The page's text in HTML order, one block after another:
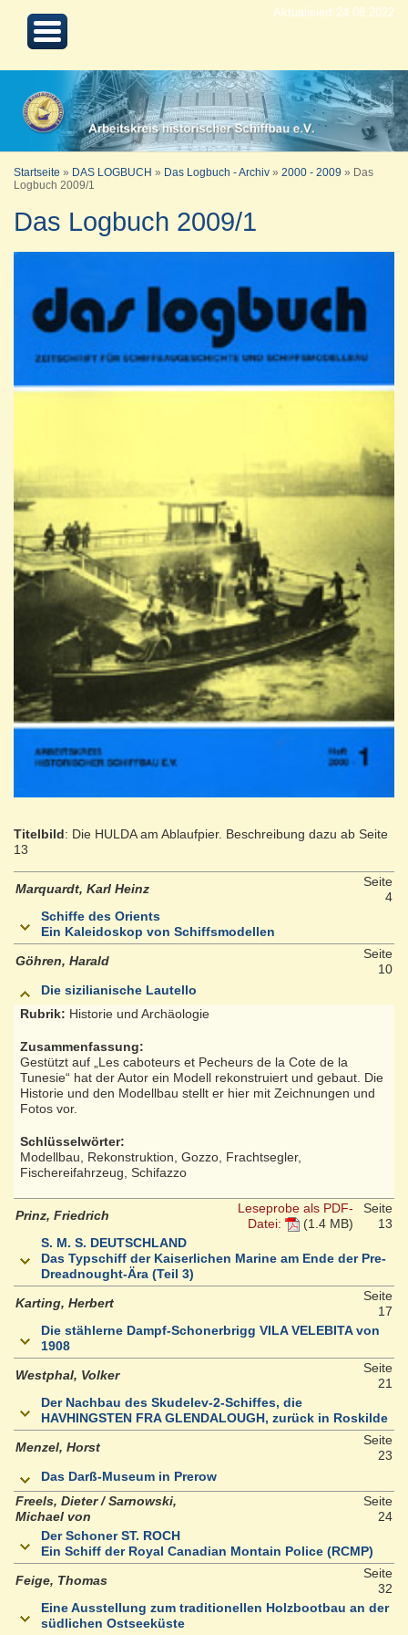
Aktualisiert 24.08.2022
Startseite » DAS LOGBUCH » Das Logbuch - Archiv » 2000 - 2009 »
Das
Logbuch 2009/1
Das Logbuch 2009/1
Titelbild: Die HULDA am Ablaufpier. Beschreibung dazu ab Seite
13
Marquardt, Karl Heinz
Seite
4
Schiffe des Orients
Ein Kaleidoskop von Schiffsmodellen
Göhren, Harald
Seite
10
Die sizilianische Lautello
Rubrik: Historie und Archäologie
Zusammenfassung:
Gestützt auf „Les caboteurs et Pecheurs de la Cote de la
Tunesie“ hat der Autor ein Modell rekonstruiert und gebaut. Die
Historie und den Modellbau stellt er hier mit Zeichnungen und
Fotos vor.
Schlüsselwörter:
Modellbau, Rekonstruktion, Gozzo, Frachtsegler,
Fischereifahrzeug, Schifazzo
Prinz, Friedrich
Leseprobe als PDF-
Datei:
(1.4 MB)
Seite
13
S. M. S. DEUTSCHLAND
Das Typschiff der Kaiserlichen Marine am Ende der Pre-
Dreadnought-Ära (Teil 3)
Karting, Herbert
Seite
17
Die stählerne Dampf-Schonerbrigg VILA VELEBITA von
1908
Westphal, Volker
Seite
21
Der Nachbau des Skudelev-2-Schiffes, die
HAVHINGSTEN FRA GLENDALOUGH, zurück in Roskilde
Menzel, Horst
Seite
23
Das Darß-Museum in Prerow
Freels, Dieter / Sarnowski,
Michael von
Seite
24
Der Schoner ST. ROCH
Ein Schiff der Royal Canadian Montain Police (RCMP)
Feige, Thomas
Seite
32
Eine Ausstellung zum traditionellen Holzbootbau an der
südlichen Ostseeküste